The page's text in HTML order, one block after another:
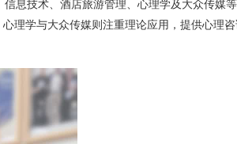
息技术、酒店旅游管理、心理学及大众传
理学与大众传媒则注重理论应用，提供心理